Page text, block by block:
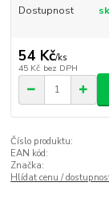
Dostupnost
54 Kč/ks
45 Kč bez DPH
Číslo produktu:
EAN kód:
Značka:
Hlídat cenu /